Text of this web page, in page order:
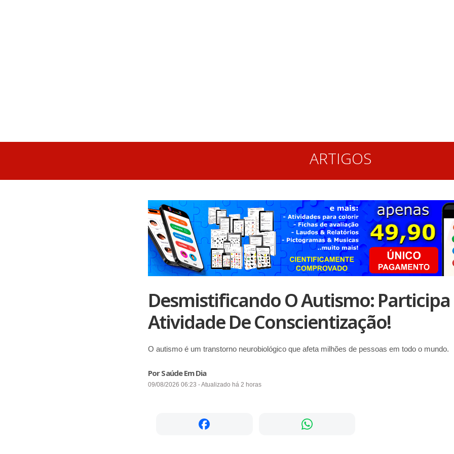
ARTIGOS
Desmistificando O Autismo: Participa
Atividade De Conscientização!
O autismo é um transtorno neurobiológico que afeta milhões de pessoas em todo o mundo.
Por Saúde Em Dia
09/08/2026 06:23 - Atualizado há 2 horas